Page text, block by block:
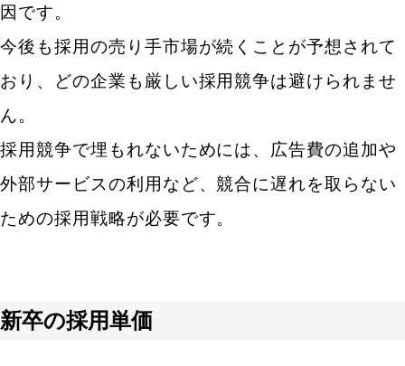
因です。
今後も採用の売り手市場が続くことが予想されて
おり、どの企業も厳しい採用競争は避けられませ
ん。
採用競争で埋もれないためには、広告費の追加や
外部サービスの利用など、競合に遅れを取らない
ための採用戦略が必要です。
新卒の採用単価